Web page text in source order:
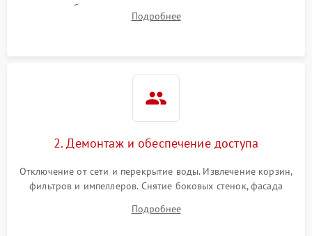
жалоб на отсутствие слива, нагрева, вращения
разбрызгивателей или срабатывание системы защиты
Подробнее
2. Демонтаж и обеспечение доступа
Отключение от сети и перекрытие воды. Извлечение корзин,
фильтров и импеллеров. Снятие боковых стенок, фасада
циркуляционному насосу, ТЭНу и сливной помпе.
Подробнее